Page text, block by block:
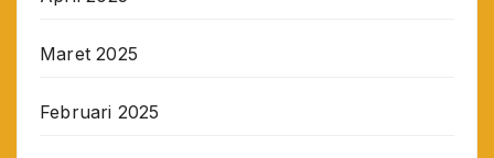
Maret 2025
Februari 2025